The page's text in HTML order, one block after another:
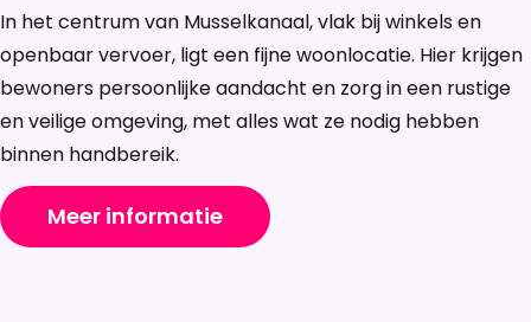
In het centrum van Musselkanaal, vlak bij winkels en
openbaar vervoer, ligt een fijne woonlocatie. Hier krijgen
bewoners persoonlijke aandacht en zorg in een rustige
en veilige omgeving, met alles wat ze nodig hebben
binnen handbereik.
Meer informatie